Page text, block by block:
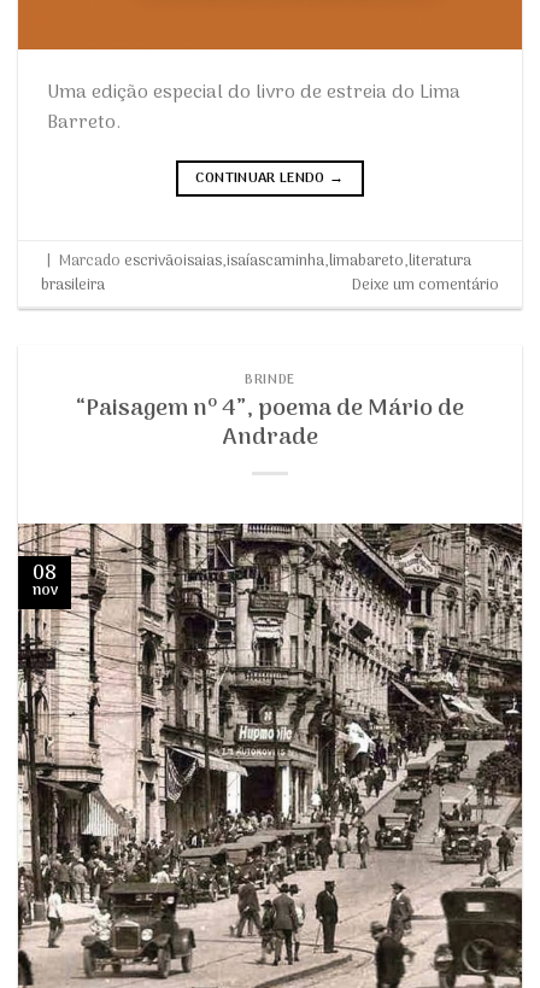
Uma edição especial do livro de estreia do Lima
Barreto.
CONTINUAR LENDO →
| Marcado escrivãoisaias,isaíascaminha,limabareto,literatura
brasileira
Deixe um comentário
BRINDE
“Paisagem nº 4”, poema de Mário de
Andrade
08
nov